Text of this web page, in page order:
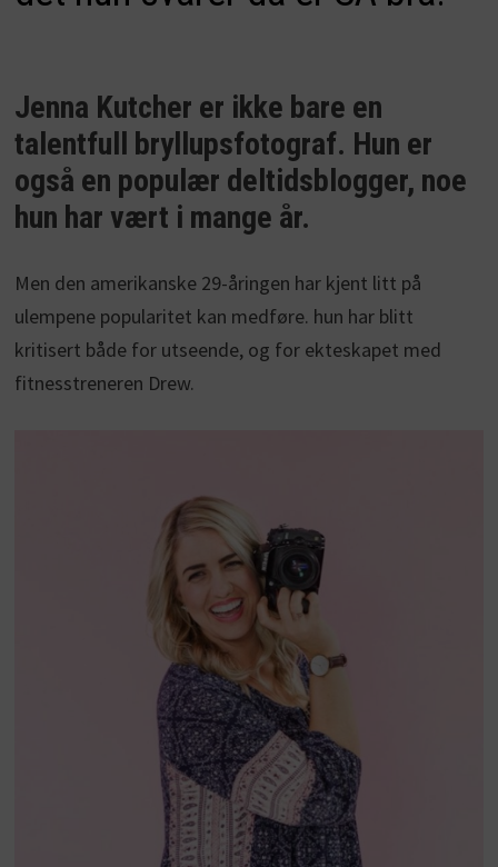
Jenna Kutcher er ikke bare en
talentfull bryllupsfotograf. Hun er
også en populær deltidsblogger, noe
hun har vært i mange år.
Men den amerikanske 29-åringen har kjent litt på
ulempene popularitet kan medføre. hun har blitt
kritisert både for utseende, og for ekteskapet med
fitnesstreneren Drew.